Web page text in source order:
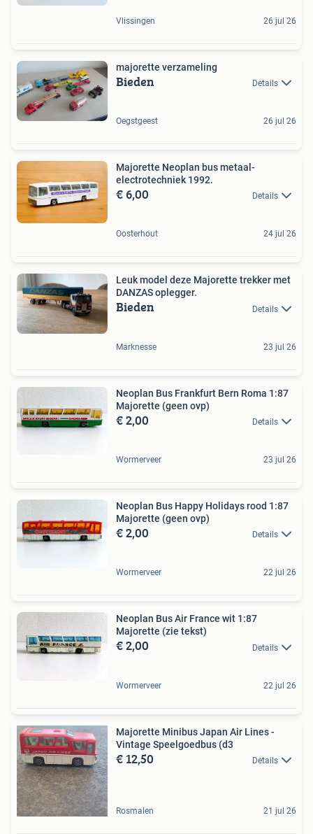
Vlissingen 26 jul 26
majorette verzameling
Bieden Details
Oegstgeest 26 jul 26
Majorette Neoplan bus metaal-
electrotechniek 1992.
€ 6,00 Details
Oosterhout 24 jul 26
Leuk model deze Majorette trekker met
DANZAS oplegger.
Bieden Details
Marknesse 23 jul 26
Neoplan Bus Frankfurt Bern Roma 1:87
Majorette (geen ovp)
€ 2,00 Details
Wormerveer 23 jul 26
Neoplan Bus Happy Holidays rood 1:87
Majorette (geen ovp)
€ 2,00 Details
Wormerveer 22 jul 26
Neoplan Bus Air France wit 1:87
Majorette (zie tekst)
€ 2,00 Details
Wormerveer 22 jul 26
Majorette Minibus Japan Air Lines -
Vintage Speelgoedbus (d3
€ 12,50 Details
Rosmalen 21 jul 26